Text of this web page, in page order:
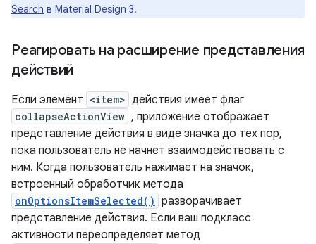
Search в Material Design 3.
Реагировать на расширение представления
действий
Если элемент <item> действия имеет флаг
collapseActionView , приложение отображает
представление действия в виде значка до тех пор,
пока пользователь не начнет взаимодействовать с
ним. Когда пользователь нажимает на значок,
встроенный обработчик метода
onOptionsItemSelected() разворачивает
представление действия. Если ваш подкласс
активности переопределяет метод